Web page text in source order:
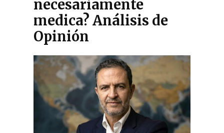
necesariamente
medica? Análisis de
Opinión